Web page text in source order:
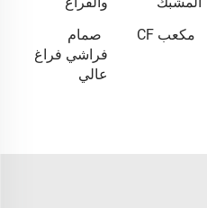
مكعب CF
صمام
فراشي فراغ
عالي